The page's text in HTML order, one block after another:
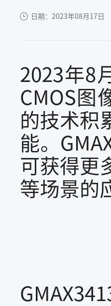
日期：2023年08月17日
2023年8
CMOS图
的技术积
能。
可获得更
等场景的